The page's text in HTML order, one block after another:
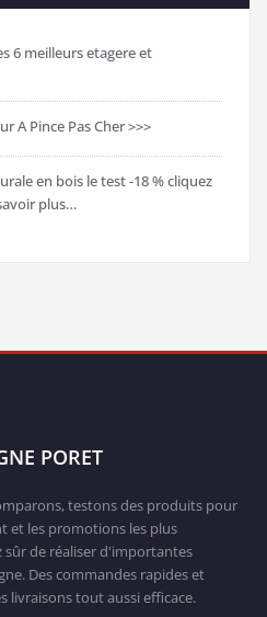
6 meilleurs etagere et
A Pince Pas Cher >>>
en bois le test -18 % cliquez
plus…
PORET
testons des produits pour
et les promotions les plus
sûr de réaliser d'importantes
Des commandes rapides et
livraisons tout aussi efficace.